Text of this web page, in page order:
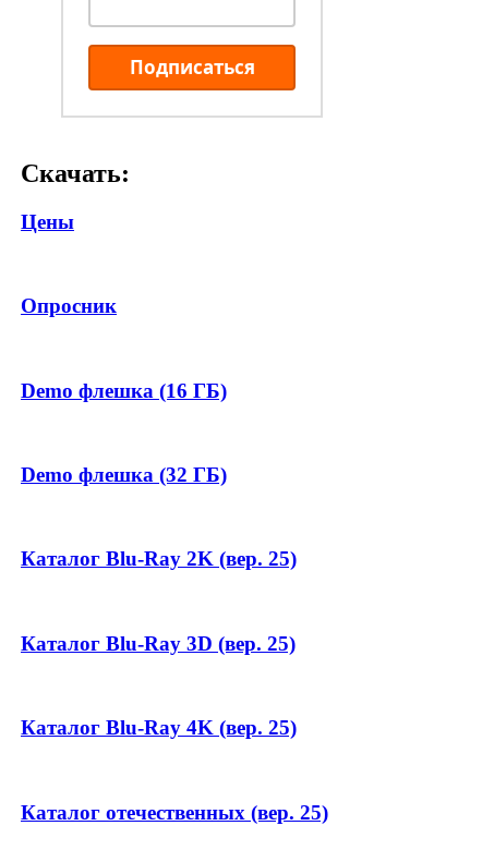
Подписаться
Скачать:
Цены
Опросник
Demo флешка (16 ГБ)
Demo флешка (32 ГБ)
Каталог Blu-Ray 2K (вер. 25)
Каталог Blu-Ray 3D (вер. 25)
Каталог Blu-Ray 4K (вер. 25)
Каталог отечественных (вер. 25)